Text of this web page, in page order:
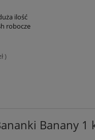
ilość
robocze
)
Banany